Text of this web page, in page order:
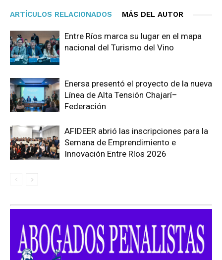
ARTÍCULOS RELACIONADOS MÁS DEL AUTOR
Entre Ríos marca su lugar en el mapa
nacional del Turismo del Vino
Enersa presentó el proyecto de la nueva
Línea de Alta Tensión Chajarí–
Federación
AFIDEER abrió las inscripciones para la
Semana de Emprendimiento e
Innovación Entre Ríos 2026